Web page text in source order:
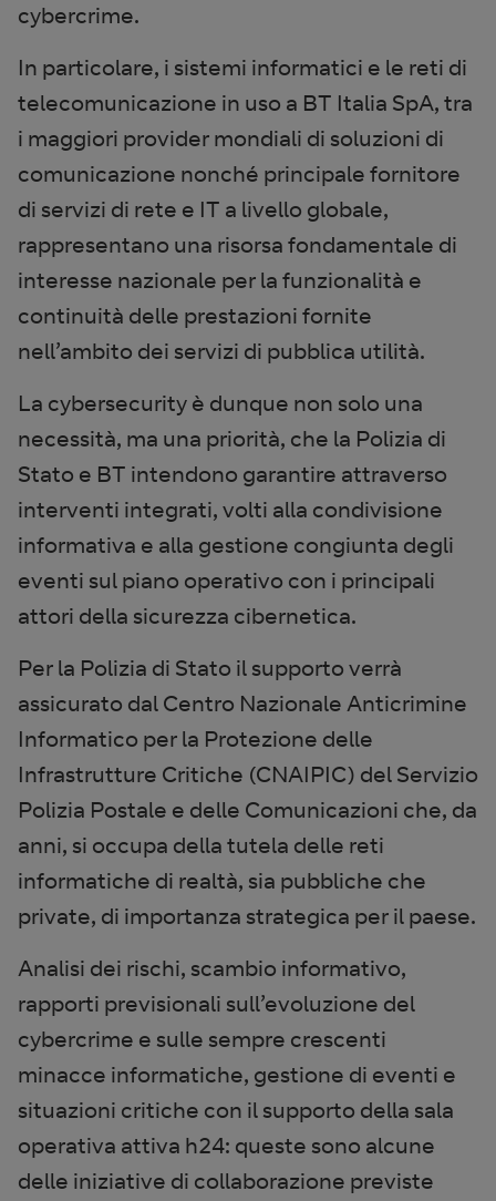
cybercrime.
In particolare, i sistemi informatici e le reti di
telecomunicazione in uso a BT Italia SpA, tra
i maggiori provider mondiali di soluzioni di
comunicazione nonché principale fornitore
di servizi di rete e IT a livello globale,
rappresentano una risorsa fondamentale di
interesse nazionale per la funzionalità e
continuità delle prestazioni fornite
nell’ambito dei servizi di pubblica utilità.
La cybersecurity è dunque non solo una
necessità, ma una priorità, che la Polizia di
Stato e BT intendono garantire attraverso
interventi integrati, volti alla condivisione
informativa e alla gestione congiunta degli
eventi sul piano operativo con i principali
attori della sicurezza cibernetica.
Per la Polizia di Stato il supporto verrà
assicurato dal Centro Nazionale Anticrimine
Informatico per la Protezione delle
Infrastrutture Critiche (CNAIPIC) del Servizio
Polizia Postale e delle Comunicazioni che, da
anni, si occupa della tutela delle reti
informatiche di realtà, sia pubbliche che
private, di importanza strategica per il paese.
Analisi dei rischi, scambio informativo,
rapporti previsionali sull’evoluzione del
cybercrime e sulle sempre crescenti
minacce informatiche, gestione di eventi e
situazioni critiche con il supporto della sala
operativa attiva h24: queste sono alcune
delle iniziative di collaborazione previste